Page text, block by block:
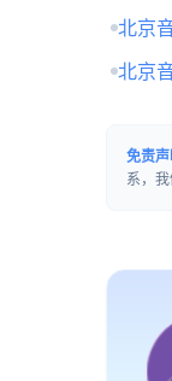
北京
北京
免责
系，